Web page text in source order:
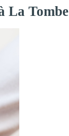
La Tombe